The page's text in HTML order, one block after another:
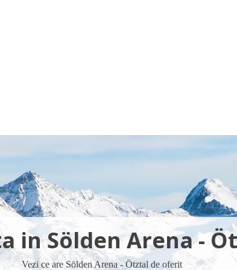
in Sölden Arena -
Vezi ce are Sölden Arena - Ötztal de oferit